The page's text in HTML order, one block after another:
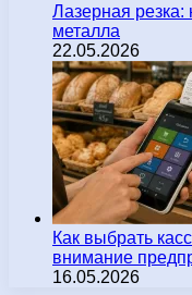
Лазерная
металла
22.05.2026
Как выбрать
внимание
16.05.2026